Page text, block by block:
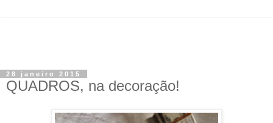
28 janeiro 2015
QUADROS, na decoração!